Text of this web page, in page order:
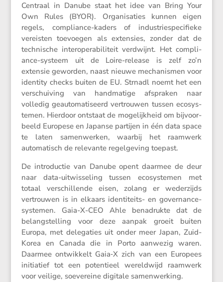
Centraal in Danube staat het idee van Bring Your
Own Rules (BYOR). Organi­sa­ties kunnen eigen
regels, compli­ance-kaders of industrie­spe­ci­fieke
vereisten toevoegen als exten­sies, zonder dat de
techni­sche inter­o­pe­ra­bi­li­teit verdwijnt. Het compli­
ance-systeem uit de Loire-release is zelf zo’n
extensie geworden, naast nieuwe mecha­nismen voor
identity checks buiten de EU. Strnadl noemt het een
verschui­ving van handma­tige afspraken naar
volledig geauto­ma­ti­seerd vertrouwen tussen ecosys­
temen. Hierdoor ontstaat de mogelijk­heid om bijvoor­
beeld Europese en Japanse partijen in één data space
te laten samen­werken, waarbij het raamwerk
automa­tisch de relevante regel­ge­ving toepast.
De intro­ductie van Danube opent daarmee de deur
naar data-uitwis­se­ling tussen ecosys­temen met
totaal verschil­lende eisen, zolang er weder­zijds
vertrouwen is in elkaars identi­teits- en gover­nance-
systemen. Gaia-X-CEO Ahle benadrukte dat de
belang­stel­ling voor deze aanpak groeit buiten
Europa, met delega­ties uit onder meer Japan, Zuid-
Korea en Canada die in Porto aanwezig waren.
Daarmee ontwik­kelt Gaia‑X zich van een Europees
initi­a­tief tot een poten­tieel wereld­wijd raamwerk
voor veilige, soeve­reine digitale samenwerking.